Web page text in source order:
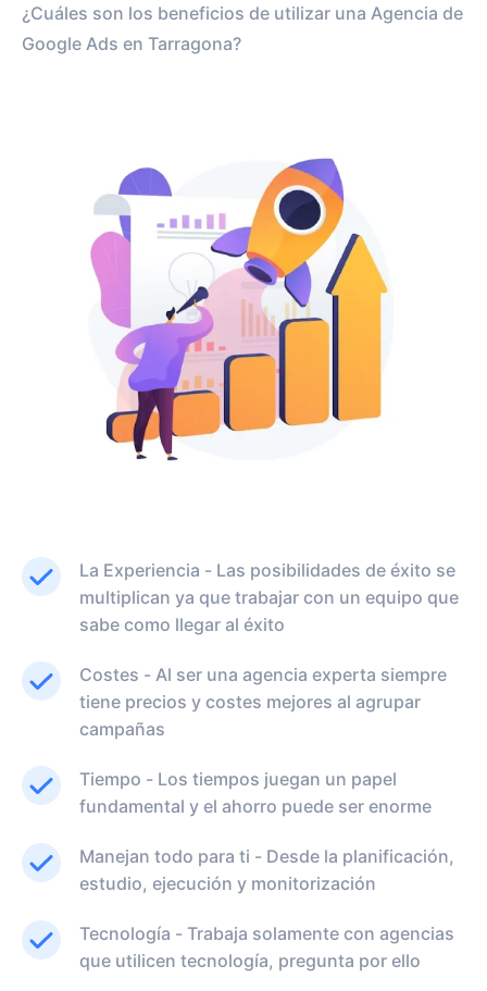
¿Cuáles son los beneficios de utilizar una Agencia de
Google Ads en Tarragona?
La Experiencia - Las posibilidades de éxito se
multiplican ya que trabajar con un equipo que
sabe como llegar al éxito
Costes - Al ser una agencia experta siempre
tiene precios y costes mejores al agrupar
campañas
Tiempo - Los tiempos juegan un papel
fundamental y el ahorro puede ser enorme
Manejan todo para ti - Desde la planificación,
estudio, ejecución y monitorización
Tecnología - Trabaja solamente con agencias
que utilicen tecnología, pregunta por ello